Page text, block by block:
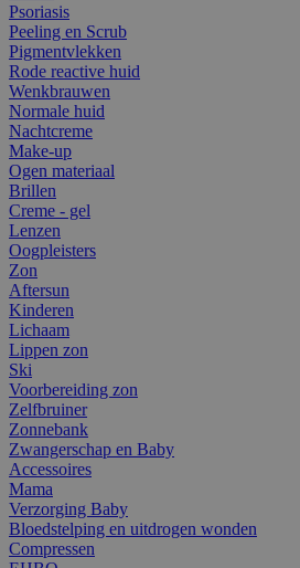
Psoriasis
Peeling en Scrub
Pigmentvlekken
Rode reactive huid
Wenkbrauwen
Normale huid
Nachtcreme
Make-up
Ogen materiaal
Brillen
Creme - gel
Lenzen
Oogpleisters
Zon
Aftersun
Kinderen
Lichaam
Lippen zon
Ski
Voorbereiding zon
Zelfbruiner
Zonnebank
Zwangerschap en Baby
Accessoires
Mama
Verzorging Baby
Bloedstelping en uitdrogen wonden
Compressen